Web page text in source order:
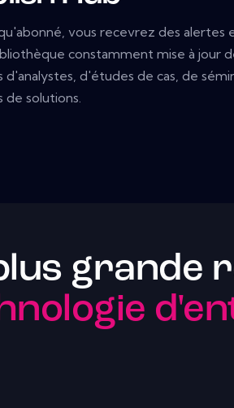
vous recevrez des alertes
constamment mise à jour
d'analystes, d'études de cas, de
de solutions.
grande